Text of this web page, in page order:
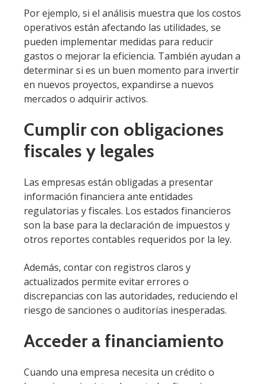
Por ejemplo, si el análisis muestra que los costos
operativos están afectando las utilidades, se
pueden implementar medidas para reducir
gastos o mejorar la eficiencia. También ayudan a
determinar si es un buen momento para invertir
en nuevos proyectos, expandirse a nuevos
mercados o adquirir activos.
Cumplir con obligaciones
fiscales y legales
Las empresas están obligadas a presentar
información financiera ante entidades
regulatorias y fiscales. Los estados financieros
son la base para la declaración de impuestos y
otros reportes contables requeridos por la ley.
Además, contar con registros claros y
actualizados permite evitar errores o
discrepancias con las autoridades, reduciendo el
riesgo de sanciones o auditorías inesperadas.
Acceder a financiamiento
Cuando una empresa necesita un crédito o